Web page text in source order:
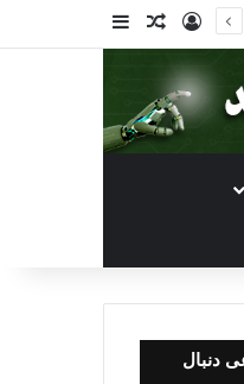
ورودنوشته تصادفی
سایدبار
دنبال